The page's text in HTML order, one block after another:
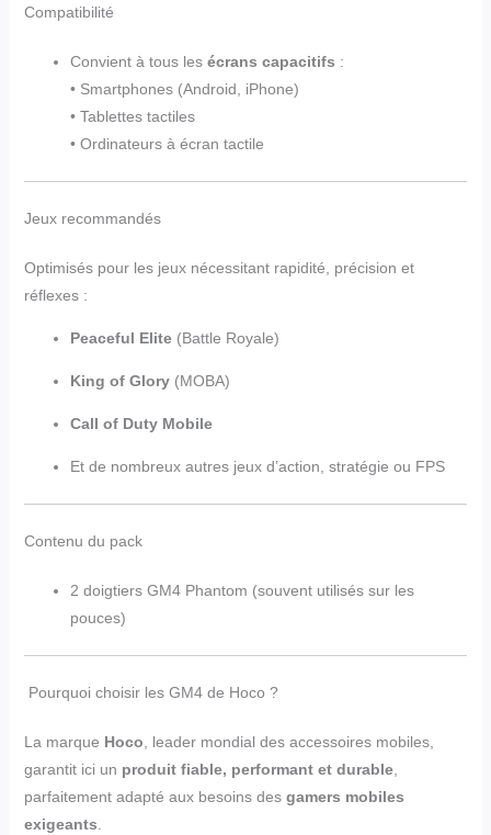
Compatibilité
Convient à tous les écrans capacitifs :
• Smartphones (Android, iPhone)
• Tablettes tactiles
• Ordinateurs à écran tactile
Jeux recommandés
Optimisés pour les jeux nécessitant rapidité, précision et
réflexes :
Peaceful Elite(Battle Royale)
King of Glory(MOBA)
Call of Duty Mobile
Et de nombreux autres jeux d’action, stratégie ou FPS
Contenu du pack
2 doigtiers GM4 Phantom (souvent utilisés sur les
pouces)
Pourquoi choisir les GM4 de Hoco ?
La marque Hoco , leader mondial des accessoires mobiles,
garantit ici un produit fiable, performant et durable,
parfaitement adapté aux besoins des gamers mobiles
exigeants